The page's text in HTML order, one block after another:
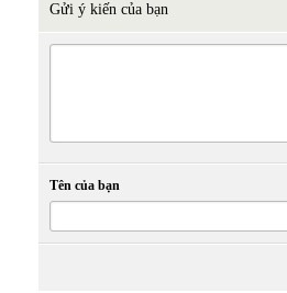
Gửi ý kiến của bạn
Tên của bạn